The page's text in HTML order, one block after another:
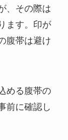
、その際は
ます。印が
腹帯は避け
める腹帯の
前に確認し